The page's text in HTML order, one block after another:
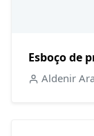
Esboço de
Aldenir